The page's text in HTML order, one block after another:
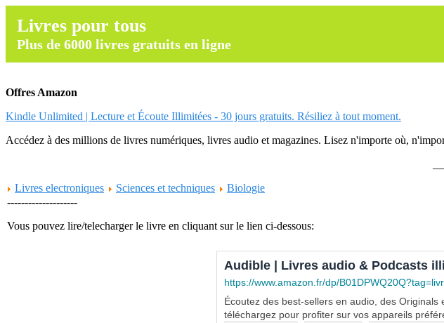
Livres pour tous
Plus de 6000 livres gratuits en ligne
Offres Amazon
Kindle Unlimited | Lecture et Écoute Illimitées - 30 jours gratuits. Résiliez à tout moment.
Accédez à des millions de livres numériques, livres audio et magazines. Lisez n'importe où,
Livres electroniques
Sciences et techniques
Biologie
--------------------
Vous pouvez lire/telecharger le livre en cliquant sur le lien ci-dessous:
Audible | Livres audio & Podcasts
https://www.amazon.fr/dp/
Écoutez des best-sellers en audio, des
téléchargez pour profiter sur vos appareils